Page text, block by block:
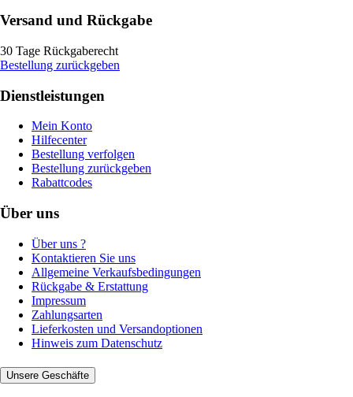
Versand und Rückgabe
30 Tage Rückgaberecht
Bestellung zurückgeben
Dienstleistungen
Mein Konto
Hilfecenter
Bestellung verfolgen
Bestellung zurückgeben
Rabattcodes
Über uns
Über uns ?
Kontaktieren Sie uns
Allgemeine Verkaufsbedingungen
Rückgabe & Erstattung
Impressum
Zahlungsarten
Lieferkosten und Versandoptionen
Hinweis zum Datenschutz
Unsere Geschäfte